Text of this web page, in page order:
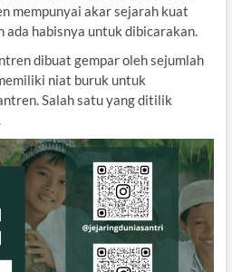
mempunyai akar sejarah kuat
habisnya untuk dibicarakan.
dibuat gempar oleh sejumlah
niat buruk untuk
Salah satu yang ditilik